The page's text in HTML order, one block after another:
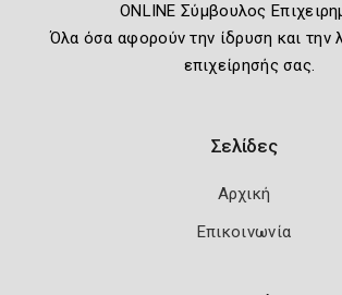
ONLINE Σύμβουλος
Όλα όσα αφορούν την ίδρυση και την
επιχείρησής σας.
Σελίδες
Αρχική
Επικοινωνία